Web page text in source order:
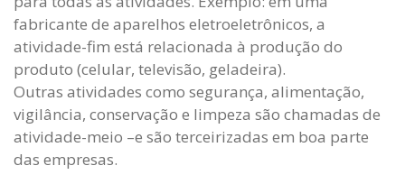
fabricante de aparelhos eletroeletrônicos, a
atividade-fim está relacionada à produção do
produto (celular, televisão, geladeira).
Outras atividades como segurança, alimentação,
vigilância, conservação e limpeza são chamadas de
atividade-meio –e são terceirizadas em boa parte
das empresas.